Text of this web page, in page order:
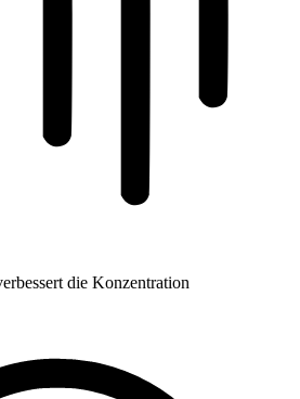
die Konzentration